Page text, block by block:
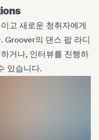
고 새로운 청취자에게
Groover의 댄스 팝 라디
거나, 인터뷰를 진행하
있습니다.